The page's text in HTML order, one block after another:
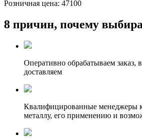
Розничная цена: 47100
8 причин, почему
Оперативно обрабатываем заказ,
доставляем
Квалифицированные менеджеры
металлу, его применению и